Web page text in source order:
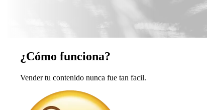
¿Cómo funciona?
Vender tu contenido nunca fue tan facil.